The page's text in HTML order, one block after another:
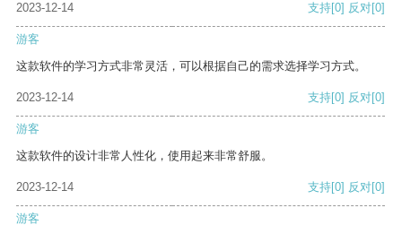
2023-12-14 支持[0] 反对[0]
游客
这款软件的学习方式非常灵活，可以根据自己的需求选择学习方式。
2023-12-14 支持[0] 反对[0]
游客
这款软件的设计非常人性化，使用起来非常舒服。
2023-12-14 支持[0] 反对[0]
游客